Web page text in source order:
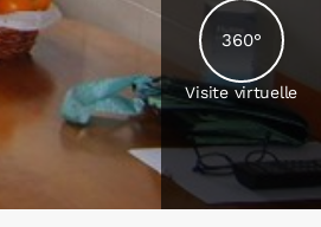
360°
Visite virtuelle